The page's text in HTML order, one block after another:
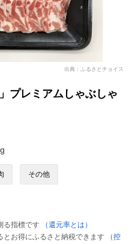
出典：ふるさとチョイス
プレミアムしゃぶしゃ
その他
る指標です
（還元率とは）
お得にふるさと納税できます
（控